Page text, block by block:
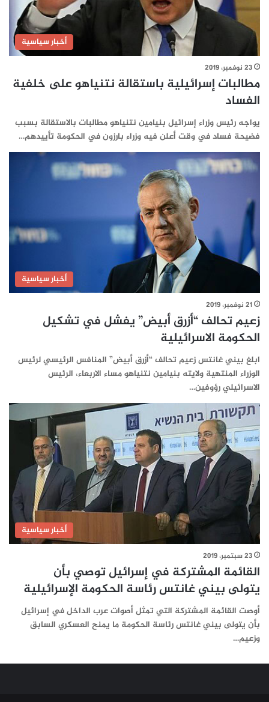
أخبار سياسية
23 نوفمبر، 2019
مطالبات إسرائيلية باستقالة نتنياهو على خلفية
الفساد
يواجه رئيس وزراء إسرائيل بنيامين نتنياهو مطالبات بالاستقالة بسبب
فضيحة فساد في وقت أعلن فيه وزراء بارزون في الحكومة تأييدهم…
أخبار سياسية
21 نوفمبر، 2019
زعيم تحالف “أزرق أبيض” يفشل في تشكيل
الحكومة الاسرائيلية
ابلغ بيني غانتس زعيم تحالف “أزرق أبيض” المنافس الرئيسي لرئيس
الوزراء المنتهية ولايته بنيامين نتنياهو مساء الاربعاء، الرئيس
الاسرائيلي رؤوفين…
أخبار سياسية
23 سبتمبر، 2019
القائمة المشتركة في إسرائيل توصي بأن
يتولى بيني غانتس رئاسة الحكومة الإسرائيلية
أوصت القائمة المشتركة التي تمثل أصوات عرب الداخل في إسرائيل
بأن يتولى بيني غانتس رئاسة الحكومة ما يمنح العسكري السابق
وزعيم…